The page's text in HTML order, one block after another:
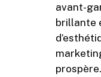
avant-
brillante